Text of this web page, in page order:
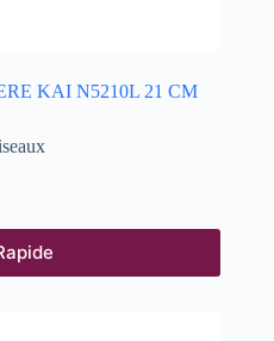
KAI N5210L 21 CM